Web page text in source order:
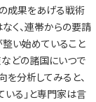
成果をあげる戦術
く、連帯からの要請
い始めていること
などの諸国にいつで
を分析してみると、
いる」と専門家は言